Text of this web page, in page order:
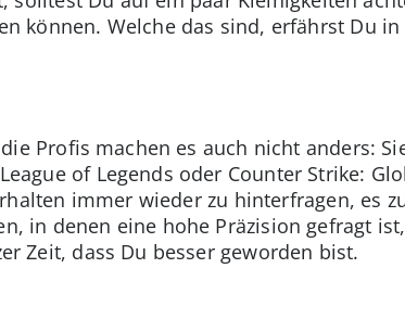
können. Welche das sind, erfährst Du
Profis machen es auch nicht anders:
of Legends oder Counter Strike:
immer wieder zu hinterfragen, es
in denen eine hohe Präzision gefragt
Zeit, dass Du besser geworden bist.